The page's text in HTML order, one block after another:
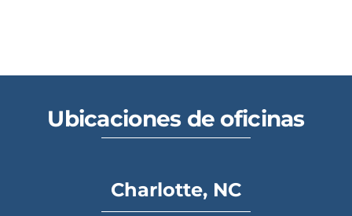
Ubicaciones de oficinas
Charlotte, NC